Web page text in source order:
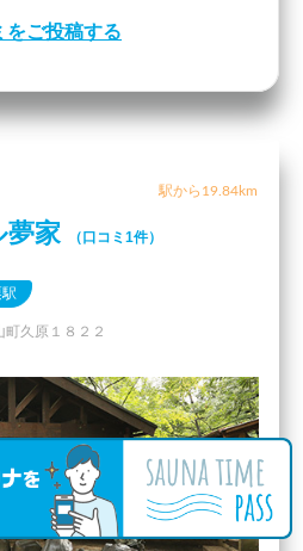
をご投稿する
駅から19.84km
夢家 （口コミ1件）
久原１８２２